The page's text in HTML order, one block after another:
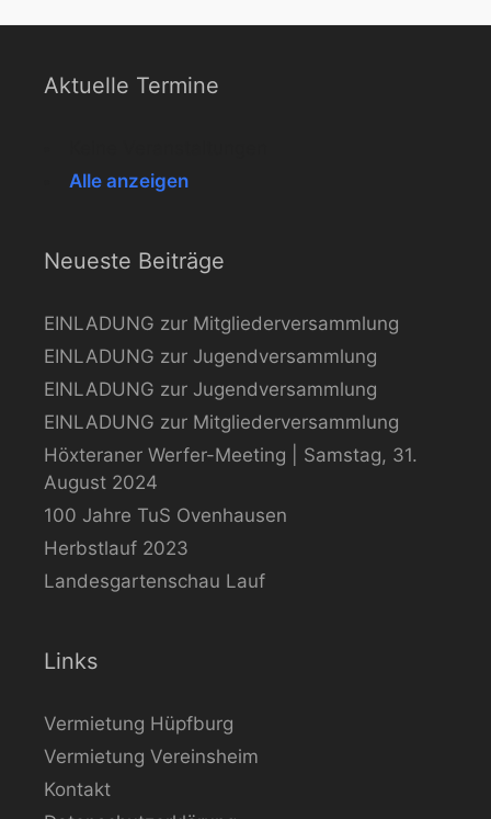
Aktuelle Termine
Alle anzeigen
Neueste Beiträge
EINLADUNG zur Mitgliederversammlung
EINLADUNG zur Jugendversammlung
EINLADUNG zur Jugendversammlung
EINLADUNG zur Mitgliederversammlung
Höxteraner Werfer-Meeting | Samstag, 31.
August 2024
100 Jahre TuS Ovenhausen
Herbstlauf 2023
Landesgartenschau Lauf
Links
Vermietung Hüpfburg
Vermietung Vereinsheim
Kontakt